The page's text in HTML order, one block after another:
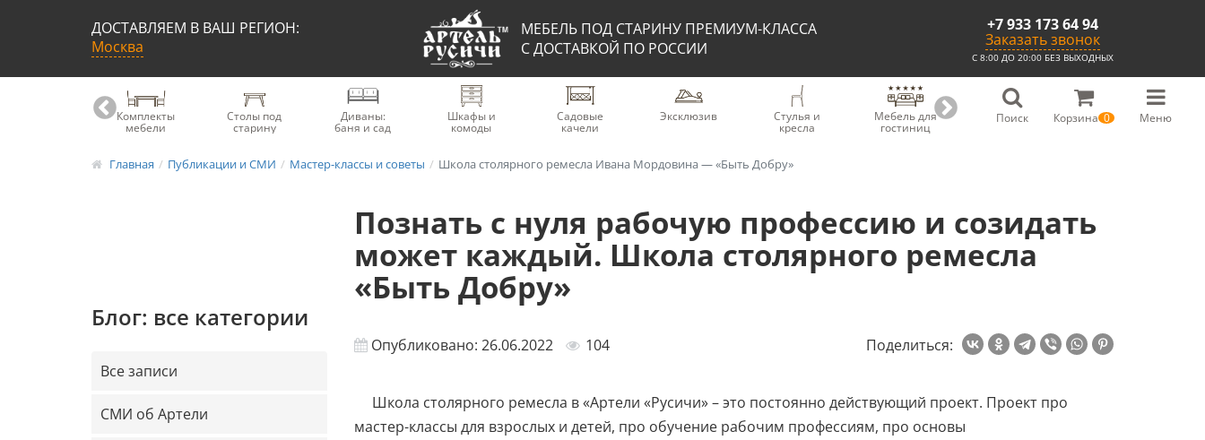
ДОСТАВЛЯЕМ В ВАШ РЕГИОН:
Москва
МЕБЕЛЬ ПОД СТАРИНУ ПРЕМИУМ-КЛАССА
С ДОСТАВКОЙ ПО РОССИИ
+7 933 173 64 94
Заказать звонок
С 8:00 ДО 20:00 БЕЗ ВЫХОДНЫХ
Комплекты
мебели
Столы под
старину
Диваны:
баня и сад
Шкафы и
комоды
Садовые
качели
Эксклюзив Стулья и
кресла
Мебель для
гостиниц
Мебель для Скамьи из
массива
Поиск Корзина 0 Меню
Главная Публикации и СМИ Мастер-классы и советы Школа столярного ремесла Ивана Мордовина — «Быть Добру»
Познать с нуля рабочую профессию и созидать
может каждый. Школа столярного ремесла
«Быть Добру»
Опубликовано: 26.06.2022 104 Поделиться:
Школа столярного ремесла в «Артели «Русичи» – это постоянно действующий проект. Проект про
мастер-классы для взрослых и детей, про обучение рабочим профессиям, про основы
Блог: все категории
Все записи
СМИ об Артели